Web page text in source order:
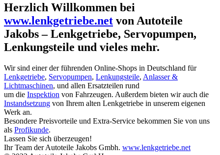
Herzlich Willkommen bei
www.lenkgetriebe.net von Autoteile
Jakobs – Lenkgetriebe, Servopumpen,
Lenkungsteile und vieles mehr.
Wir sind einer der führenden Online-Shops in Deutschland für
Lenkgetriebe, Servopumpen, Lenkungsteile, Anlasser &
Lichtmaschinen, und allen Ersatzteilen rund
um die Inspektion von Fahrzeugen. Außerdem bieten wir auch die
Instandsetzung von Ihrem alten Lenkgetriebe in unserem eigenen
Werk an.
Besondere Preisvorteile und Extra-Service bekommen Sie von uns
als Profikunde.
Lassen Sie sich überzeugen!
Ihr Team der Autoteile Jakobs Gmbh. www.lenkgetriebe.net